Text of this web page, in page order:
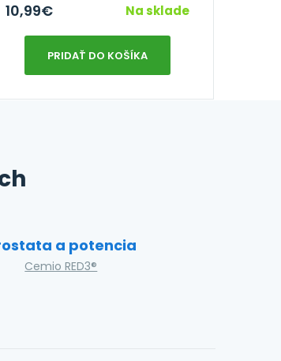
10,99€ Na sklade
PRIDAŤ DO KOŠÍKA
a potencia
Cemio RED3®